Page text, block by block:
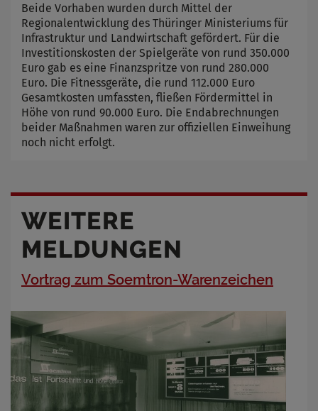
Beide Vorhaben wurden durch Mittel der
Regionalentwicklung des Thüringer Ministeriums für
Infrastruktur und Landwirtschaft gefördert. Für die
Investitionskosten der Spielgeräte von rund 350.000
Euro gab es eine Finanzspritze von rund 280.000
Euro. Die Fitnessgeräte, die rund 112.000 Euro
Gesamtkosten umfassten, fließen Fördermittel in
Höhe von rund 90.000 Euro. Die Endabrechnungen
beider Maßnahmen waren zur offiziellen Einweihung
noch nicht erfolgt.
WEITERE
MELDUNGEN
Vortrag zum Soemtron-Warenzeichen